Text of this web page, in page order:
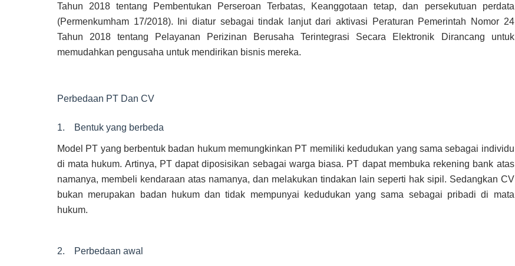
Tahun 2018 tentang Pembentukan Perseroan Terbatas, Keanggotaan tetap, dan persekutuan perdata
(Permenkumham 17/2018). Ini diatur sebagai tindak lanjut dari aktivasi Peraturan Pemerintah Nomor 24
Tahun 2018 tentang Pelayanan Perizinan Berusaha Terintegrasi Secara Elektronik Dirancang untuk
memudahkan pengusaha untuk mendirikan bisnis mereka.
Perbedaan PT Dan CV
1. Bentuk yang berbeda
Model PT yang berbentuk badan hukum memungkinkan PT memiliki kedudukan yang sama sebagai individu
di mata hukum. Artinya, PT dapat diposisikan sebagai warga biasa. PT dapat membuka rekening bank atas
namanya, membeli kendaraan atas namanya, dan melakukan tindakan lain seperti hak sipil. Sedangkan CV
bukan merupakan badan hukum dan tidak mempunyai kedudukan yang sama sebagai pribadi di mata
hukum.
2. Perbedaan awal